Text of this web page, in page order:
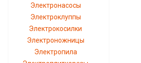
Электронасосы
Электроклуппы
Электрокосилки
Электроножницы
Электропила